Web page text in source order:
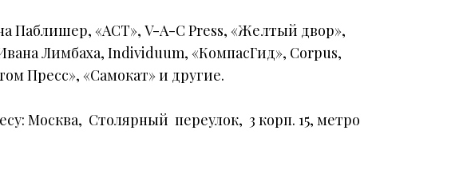
Паблишер, «АСТ», V-A-C Press, «Желтый двор»,
Лимбаха, Individuum, «КомпасГид», Corpus,
Пресс», «Самокат» и другие.
Москва, Столярный переулок, 3 корп. 15, метро